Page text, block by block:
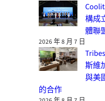
構成
體聯
2026 年 8 月 7 日
斯維
與美
的合作